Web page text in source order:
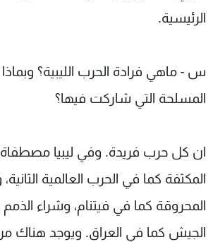
الرئيسية.
س - ماهي فرادة الحرب الليبية؟ وبماذا
المسلحة التي شاركت فيها؟
ان كل حرب فريدة. وفي ليبيا مصطفاة.
المكثفة كما في الحرب العالمية
المحروقة كما في فيتنام، وشراء الذمم
الجيش كما في العراق. ويوجد هناك